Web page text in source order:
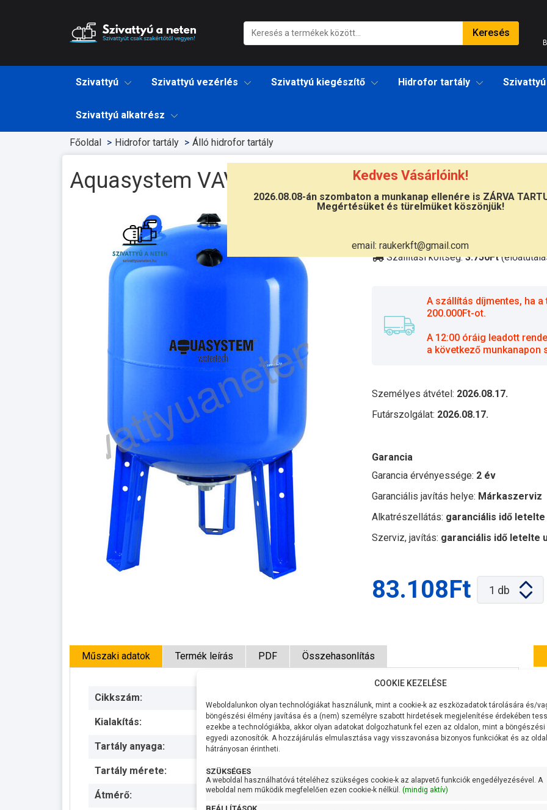
Kedves Vásárlóink!
2026.08.08-án szombaton a munkanap ellenére is ZÁRVA
Megértésüket és türelmüket köszönjük!
email: raukerkft@gmail.com
Keresés
Szivattyú Szivattyú vezérlés Szivattyú kiegészítő Hidrofor tartály
Szivattyú alkatrész
Főoldal Hidrofor tartály Álló hidrofor tartály
Aquasystem VAV 100 álló hidrofor tartály
Szállítási költség:3.750Ft
A szállítás díjmentes, ha
200.000Ft-ot.
A 12:00 óráig leadott
a következő munkanapon
Személyes átvétel: 2026.08.17.
Futárszolgálat: 2026.08.17.
Garancia
Garancia érvényessége: 2 év
Garanciális javítás helye: Márkaszerviz
Alkatrészellátás: garanciális idő letelte
Szerviz, javítás: garanciális idő letelte
83.108Ft 1 db
Műszaki adatok Termék leírás PDF Összehasonlítás
Cikkszám:
Kialakítás: Álló
Tartály anyaga: Festett acéllemez
Tartály mérete:
Átmérő: 495 mm
COOKIE KEZELÉSE
Weboldalunkon olyan technológiákat használunk, mint a cookie-k az eszközadatok tárolására és/
böngészési élmény javítása és a (nem) személyre szabott hirdetések megjelenítése érdekében
ezekbe a technológiákba, akkor olyan adatokat dolgozhatunk fel ezen az oldalon, mint a
egyedi azonosítók. A hozzájárulás elmulasztása vagy visszavonása bizonyos funkciókat és az
hátrányosan érintheti.
SZÜKSÉGES
A weboldal használhatóvá tételéhez szükséges cookie-k az alapvető funkciók engedélyezésével. A
weboldal nem működik megfelelően ezen cookie-k nélkül. (mindig aktív)